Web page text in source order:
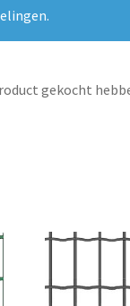
gekocht